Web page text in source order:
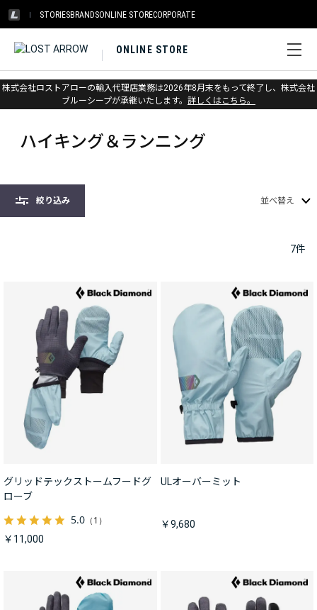
STORIESBRANDSONLINE STORECORPORATE
ONLINE STORE
株式会社ロストアローの輸入代理店業務は2026年8月末をもって終了し、株式会社
ブルーシープが承継いたします。 詳しくはこちら。
ホーム > ブラックダイヤモンド > グローブ > ハイキング＆ランニング
ハイキング＆ランニング
絞り込み 並べ替え
7件
グリッドテックストームフードグ
ローブ
5.0 （1）
￥11,000
ULオーバーミット
￥9,680